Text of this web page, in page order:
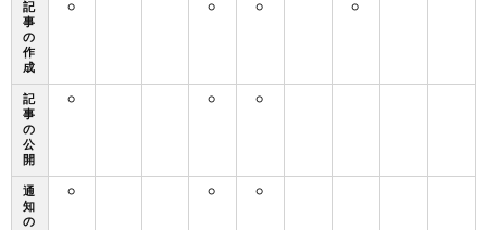
記
事
の
作
成
○ ○ ○ ○
記
事
の
公
開
○ ○ ○
通
知
の
○ ○ ○